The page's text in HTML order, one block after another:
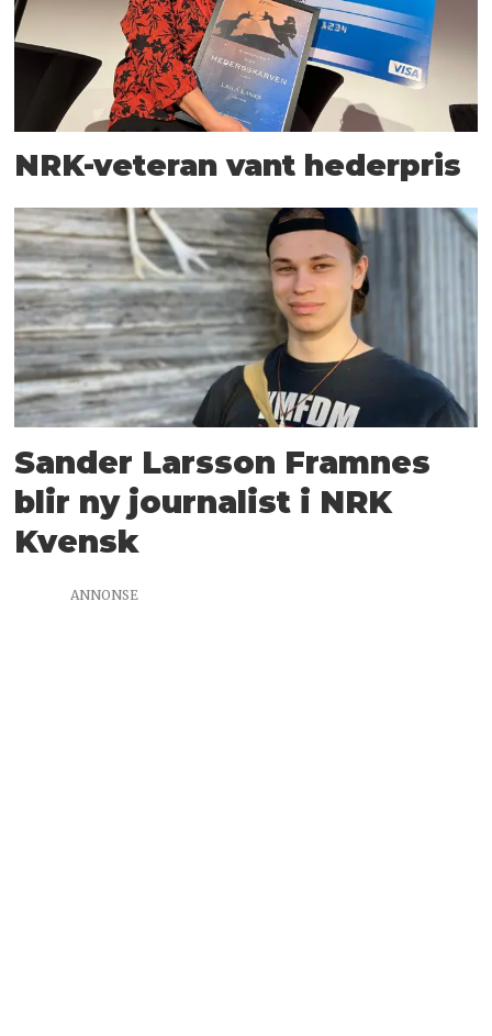
NRK-veteran vant hederpris
Sander Larsson Framnes
blir ny journalist i NRK
Kvensk
ANNONSE